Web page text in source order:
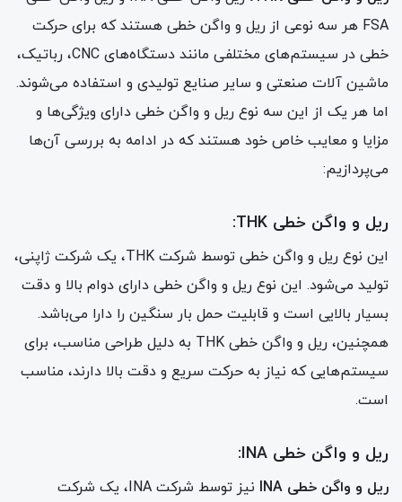
FSA هر سه نوعی از ریل و واگن خطی هستند که برای حرکت
خطی در سیستم‌های مختلفی مانند دستگاه‌های CNC، رباتیک،
ماشین آلات صنعتی و سایر صنایع تولیدی و استفاده می‌شوند.
اما هر یک از این سه نوع ریل و واگن خطی دارای ویژگی‌ها و
مزایا و معایب خاص خود هستند که در ادامه به بررسی آن‌ها
می‌پردازیم:
ریل و واگن خطی THK:
این نوع ریل و واگن خطی توسط شرکت THK، یک شرکت ژاپنی،
تولید می‌شود. این نوع ریل و واگن خطی دارای دوام بالا و دقت
بسیار بالایی است و قابلیت حمل بار سنگین را دارا می‌باشد.
همچنین، ریل و واگن خطی THK به دلیل طراحی مناسب، برای
سیستم‌هایی که نیاز به حرکت سریع و دقت بالا دارند، مناسب
است.
ریل و واگن خطی INA:
ریل و واگن خطی INA
نیز توسط شرکت INA، یک شرکت